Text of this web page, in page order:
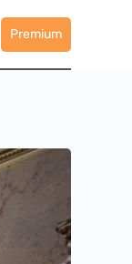
Premium